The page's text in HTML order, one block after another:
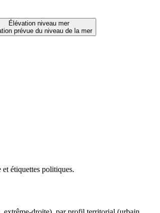
Élévation niveau mer
prévue du niveau de la mer
étiquettes politiques.